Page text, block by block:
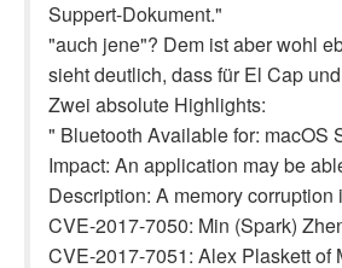
Suppert-Dokument."
"auch jene"? Dem ist aber wohl
sieht deutlich, dass für El Cap
Zwei absolute Highlights:
" Bluetooth Available for: macOS
Impact: An application may be
Description: A memory
CVE-2017-7050: Min (Spark)
CVE-2017-7051: Alex Plaskett of